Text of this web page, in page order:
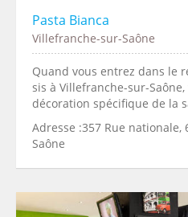
Pasta Bianca
Villefranche-sur-Saône
Quand vous entrez dans le
sis à Villefranche-sur-
décoration spécifique de la
Adresse :357 Rue nationale,
Saône